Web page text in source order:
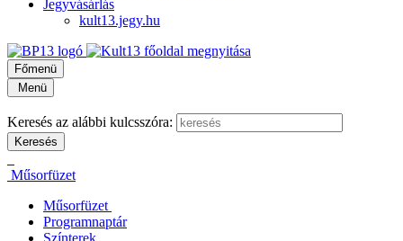
Jegyvásárlás
kult13.jegy.hu
Főmenü
Menü
Keresés az alábbi kulcsszóra:
Műsorfüzet
Műsorfüzet
Programnaptár
Színterek